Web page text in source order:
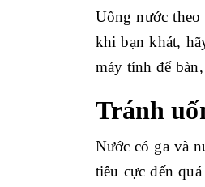
Uống nước
khi bạn khát,
máy tính để
Tránh
Nước có ga và
tiêu cực đến